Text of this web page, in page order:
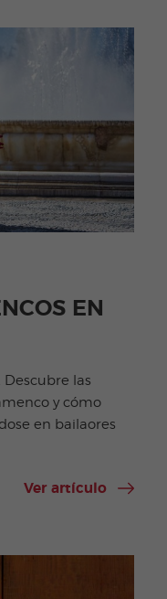
EN
Descubre las
y cómo
en bailaores
Ver artículo